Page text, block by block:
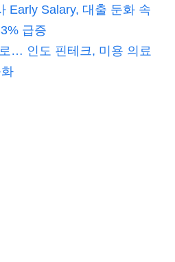
Early Salary, 대출 둔화 속
급증
… 인도 핀테크, 미용 의료